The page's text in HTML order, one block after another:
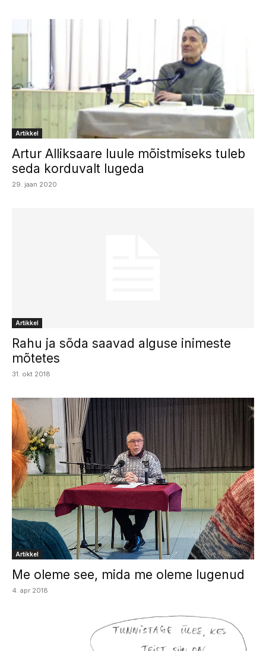
Artikkel
Artur Alliksaare luule mõistmiseks tuleb
seda korduvalt lugeda
29. jaan 2020
Artikkel
Rahu ja sõda saavad alguse inimeste
mõtetes
31. okt 2018
Artikkel
Me oleme see, mida me oleme lugenud
4. apr 2018